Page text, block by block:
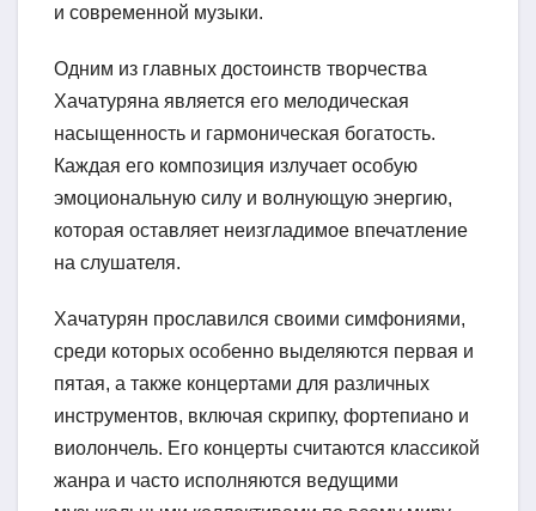
и современной музыки.
Одним из главных достоинств творчества
Хачатуряна является его мелодическая
насыщенность и гармоническая богатость.
Каждая его композиция излучает особую
эмоциональную силу и волнующую энергию,
которая оставляет неизгладимое впечатление
на слушателя.
Хачатурян прославился своими симфониями,
среди которых особенно выделяются первая и
пятая, а также концертами для различных
инструментов, включая скрипку, фортепиано и
виолончель. Его концерты считаются классикой
жанра и часто исполняются ведущими